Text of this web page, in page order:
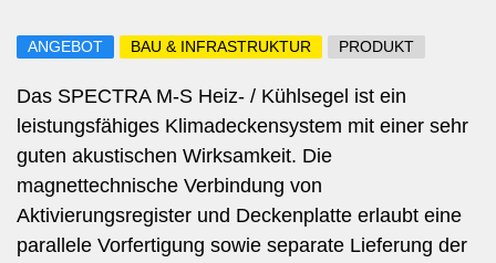
ANGEBOT BAU & INFRASTRUKTUR PRODUKT
Das SPECTRA M-S Heiz- / Kühlsegel ist ein
leistungsfähiges Klimadeckensystem mit einer sehr
guten akustischen Wirksamkeit. Die
magnettechnische Verbindung von
Aktivierungsregister und Deckenplatte erlaubt eine
parallele Vorfertigung sowie separate Lieferung der